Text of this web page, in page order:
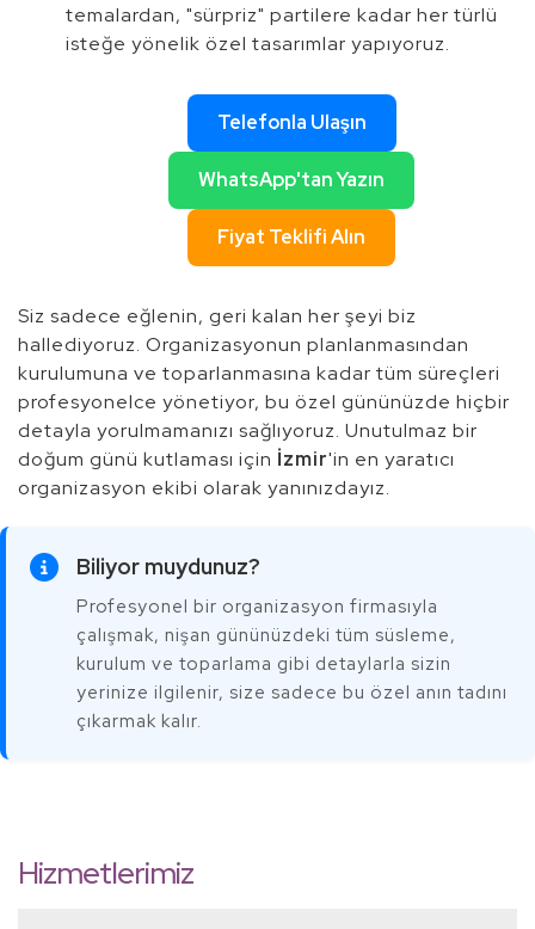
temalardan, "sürpriz" partilere kadar her türlü
isteğe yönelik özel tasarımlar yapıyoruz.
Telefonla Ulaşın
WhatsApp'tan Yazın
Fiyat Teklifi Alın
Siz sadece eğlenin, geri kalan her şeyi biz
hallediyoruz. Organizasyonun planlanmasından
kurulumuna ve toparlanmasına kadar tüm süreçleri
profesyonelce yönetiyor, bu özel gününüzde hiçbir
detayla yorulmamanızı sağlıyoruz. Unutulmaz bir
doğum günü kutlaması için İzmir'in en yaratıcı
organizasyon ekibi olarak yanınızdayız.
Biliyor muydunuz?
Profesyonel bir organizasyon firmasıyla
çalışmak, nişan gününüzdeki tüm süsleme,
kurulum ve toparlama gibi detaylarla sizin
yerinize ilgilenir, size sadece bu özel anın tadını
çıkarmak kalır.
Hizmetlerimiz